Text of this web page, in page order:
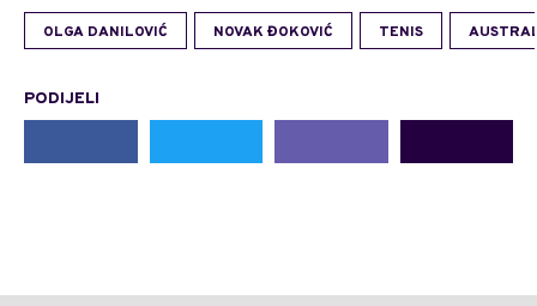
OLGA DANILOVIĆ NOVAK ĐOKOVIĆ TENIS
PODIJELI